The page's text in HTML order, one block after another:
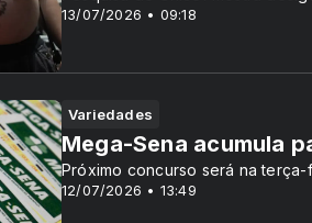
13/07/2026 • 09:18
Variedades
12/07/2026 • 13:49
Mega-Sena acumula
Próximo concurso será na terça-